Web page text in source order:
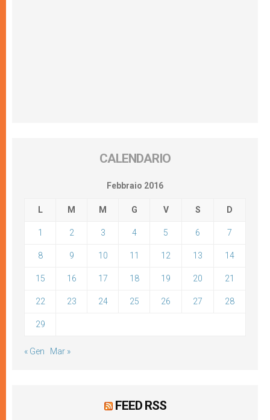
CALENDARIO
Febbraio 2016
L M M G V S D
1 2 3 4 5 6 7
8 9 10 11 12 13 14
15 16 17 18 19 20 21
22 23 24 25 26 27 28
29
« Gen Mar »
FEED RSS